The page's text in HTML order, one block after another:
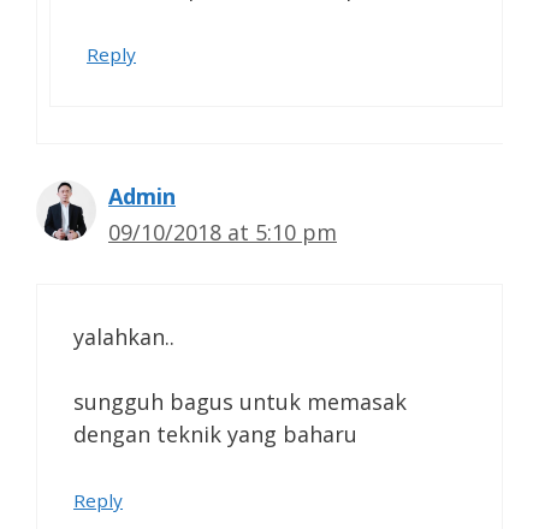
Reply
Admin
09/10/2018 at 5:10 pm
yalahkan..
sungguh bagus untuk memasak
dengan teknik yang baharu
Reply